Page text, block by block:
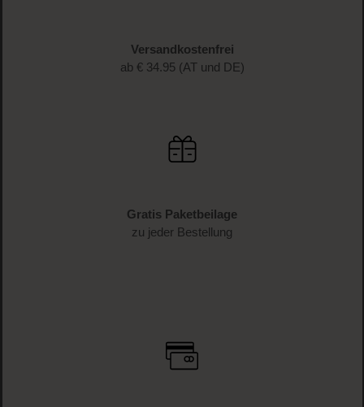
Versandkostenfrei
ab € 34.95 (AT und DE)
Gratis Paketbeilage
zu jeder Bestellung